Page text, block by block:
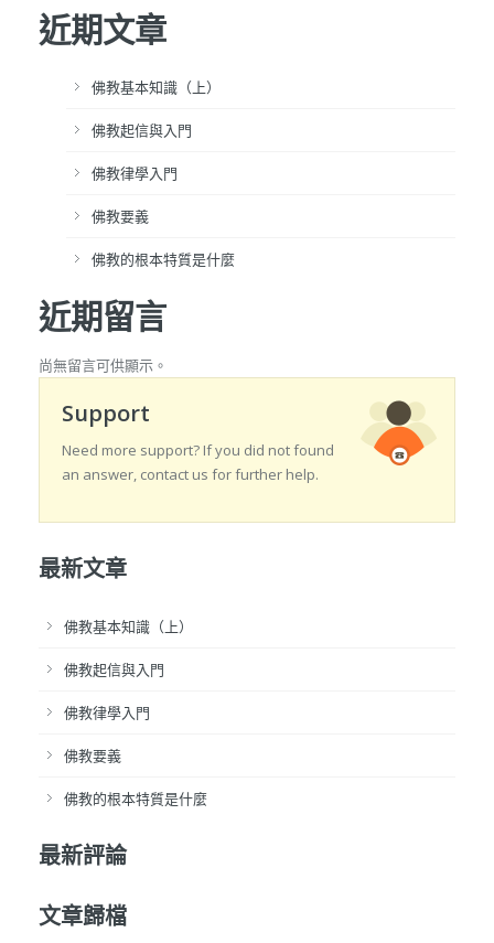
近期文章
佛教基本知識（上）
佛教起信與入門
佛教律學入門
佛教要義
佛教的根本特質是什麼
近期留言
尚無留言可供顯示。
Support
Need more support? If you did not found
an answer, contact us for further help.
最新文章
佛教基本知識（上）
佛教起信與入門
佛教律學入門
佛教要義
佛教的根本特質是什麼
最新評論
文章歸檔